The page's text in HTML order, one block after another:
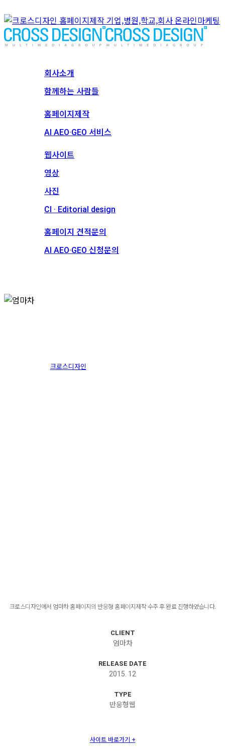
회사소개
함께하는 사람들
홈페이지제작
AI AEO·GEO 서비스
웹사이트
영상
사진
CI · Editorial design
홈페이지 견적문의
AI AEO·GEO 신청문의
크로스디자인
크로스디자인에서 엄마차 홈페이지의 반응형 홈페이지제작 수주 후 완료 진행하였습니다.
CLIENT
엄마차
RELEASE DATE
2015. 12
TYPE
반응형웹
사이트 바로가기 +